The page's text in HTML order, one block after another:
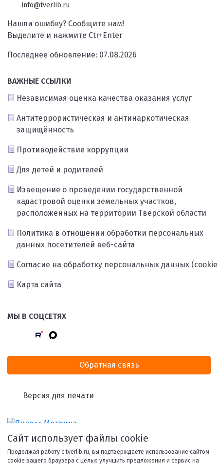
info@tverlib.ru
Нашли ошибку? Сообщите нам!
Выделите и нажмите Ctr+Enter
Последнее обновление: 07.08.2026
ВАЖНЫЕ ССЫЛКИ
Независимая оценка качества оказания услуг
Антитеррористическая и антинаркотическая
защищённость
Противодействие коррупции
Для детей и родителей
Извещение о проведении государственной
кадастровой оценки земельных участков,
расположенных на территории Тверской области
Политика в отношении обработки персональных
данных посетителей веб-сайта
Согласие на обработку персональных данных
Карта сайта
МЫ В СОЦСЕТЯХ
Обратная связь
Версия для печати
Сайт использует файлы cookie
Продолжая работу с tverlib.ru, вы подтверждаете использование сайтом
cookie вашего браузера с целью улучшить предложения и сервис на